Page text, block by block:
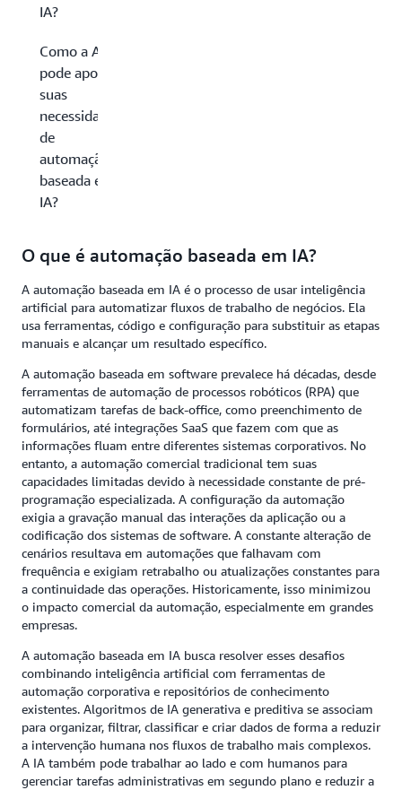
IA?
Como a AWS
pode apoiar
suas
necessidades
de
automação
baseada em
IA?
O que é automação baseada em IA?
A automação baseada em IA é o processo de usar inteligência
artificial para automatizar fluxos de trabalho de negócios. Ela
usa ferramentas, código e configuração para substituir as etapas
manuais e alcançar um resultado específico.
A automação baseada em software prevalece há décadas, desde
ferramentas de automação de processos robóticos (RPA) que
automatizam tarefas de back-office, como preenchimento de
formulários, até integrações SaaS que fazem com que as
informações fluam entre diferentes sistemas corporativos. No
entanto, a automação comercial tradicional tem suas
capacidades limitadas devido à necessidade constante de pré-
programação especializada. A configuração da automação
exigia a gravação manual das interações da aplicação ou a
codificação dos sistemas de software. A constante alteração de
cenários resultava em automações que falhavam com
frequência e exigiam retrabalho ou atualizações constantes para
a continuidade das operações. Historicamente, isso minimizou
o impacto comercial da automação, especialmente em grandes
empresas.
A automação baseada em IA busca resolver esses desafios
combinando inteligência artificial com ferramentas de
automação corporativa e repositórios de conhecimento
existentes. Algoritmos de IA generativa e preditiva se associam
para organizar, filtrar, classificar e criar dados de forma a reduzir
a intervenção humana nos fluxos de trabalho mais complexos.
A IA também pode trabalhar ao lado e com humanos para
gerenciar tarefas administrativas em segundo plano e reduzir a